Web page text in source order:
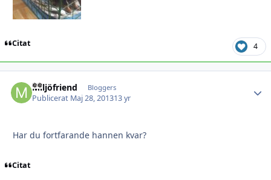
Citat 4
Miljöfriend Bloggers
Publicerat Maj 28, 201313 yr
Har du fortfarande hannen kvar?
Citat